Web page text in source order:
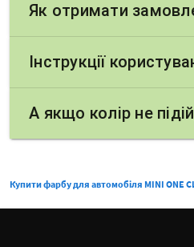
Як отримати
Інструкції
А якщо колір не
Купити фарбу для автомобіля MINI ONE